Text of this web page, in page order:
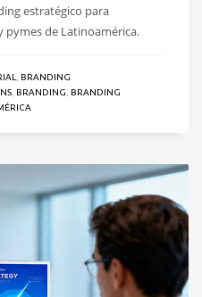
estratégico para
pymes de Latinoamérica.
BRANDING
BRANDING
BRANDING